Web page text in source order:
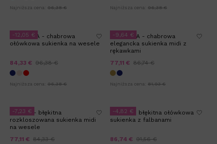
Najniższa cena: 96,38 € Najniższa cena: 96,38 €
AMBROSIA - chabrowa
ołówkowa sukienka na wesele
84,33 € 96,38 €
Najniższa cena: 96,38 €
-12,05 €
MAGNOLIA - chabrowa
elegancka sukienka midi z
rękawkami
77,11 € 86,74 €
Najniższa cena: 81,93 €
-9,64 €
VAYOLA - błękitna
rozkloszowana sukienka midi
na wesele
77,11 € 84,33 €
-7,23 €
KATNES - błękitna ołówkowa
sukienka z falbanami
86,74 € 91,56 €
-4,82 €